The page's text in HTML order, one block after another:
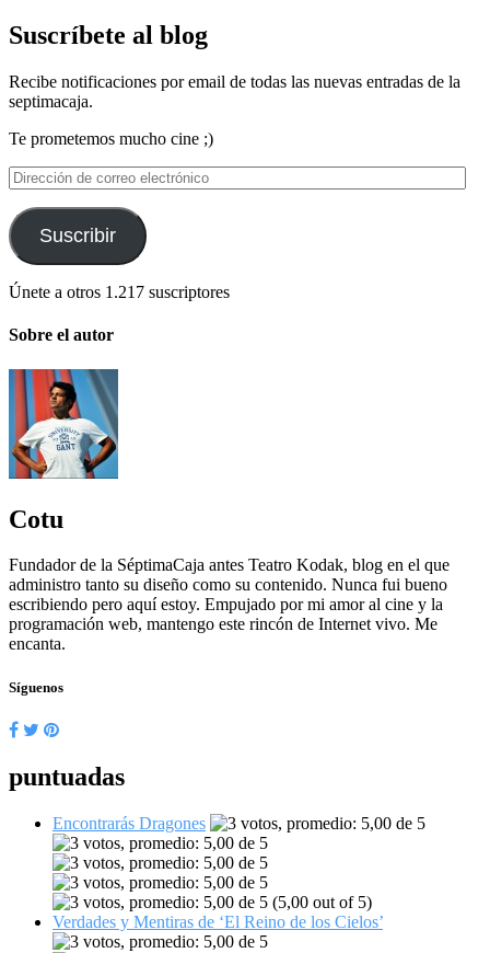
Suscríbete al blog
Recibe notificaciones por email de todas las nuevas entradas de la
septimacaja.
Te prometemos mucho cine ;)
Dirección
de
correo
electrónico
Suscribir
Únete a otros 1.217 suscriptores
Sobre el autor
Cotu
Fundador de la SéptimaCaja antes Teatro Kodak, blog en el que
administro tanto su diseño como su contenido. Nunca fui bueno
escribiendo pero aquí estoy. Empujado por mi amor al cine y la
programación web, mantengo este rincón de Internet vivo. Me
encanta.
Síguenos
puntuadas
Encontrarás Dragones
(5,00 out of 5)
Verdades y Mentiras de ‘El Reino de los Cielos’